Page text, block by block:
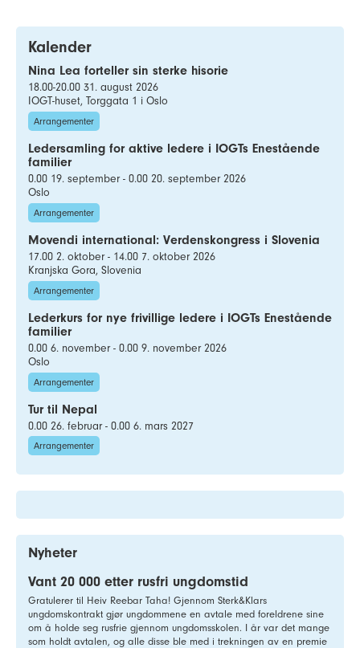
Kalender
Nina Lea forteller sin sterke hisorie
18.00-20.00 31. august 2026
IOGT-huset, Torggata 1 i Oslo
Arrangementer
Ledersamling for aktive ledere i IOGTs Enestående
familier
0.00 19. september - 0.00 20. september 2026
Oslo
Arrangementer
Movendi international: Verdenskongress i Slovenia
17.00 2. oktober - 14.00 7. oktober 2026
Kranjska Gora, Slovenia
Arrangementer
Lederkurs for nye frivillige ledere i IOGTs Enestående
familier
0.00 6. november - 0.00 9. november 2026
Oslo
Arrangementer
Tur til Nepal
0.00 26. februar - 0.00 6. mars 2027
Arrangementer
Nyheter
Vant 20 000 etter rusfri ungdomstid
Gratulerer til Heiv Reebar Taha! Gjennom Sterk&Klars
ungdomskontrakt gjør ungdommene en avtale med foreldrene sine
om å holde seg rusfrie gjennom ungdomsskolen. I år var det mange
som holdt avtalen, og alle disse ble med i trekningen av en premie